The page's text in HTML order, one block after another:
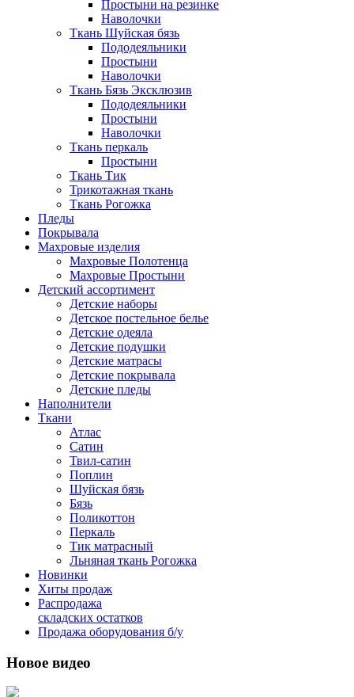
Простыни на резинке
Наволочки
Ткань Шуйская бязь
Пододеяльники
Простыни
Наволочки
Ткань Бязь Эксклюзив
Пододеяльники
Простыни
Наволочки
Ткань перкаль
Простыни
Ткань Тик
Трикотажная ткань
Ткань Рогожка
Пледы
Покрывала
Махровые изделия
Махровые Полотенца
Махровые Простыни
Детский ассортимент
Детские наборы
Детское постельное белье
Детские одеяла
Детские подушки
Детские матрасы
Детские покрывала
Детские пледы
Наполнители
Ткани
Атлас
Сатин
Твил-сатин
Поплин
Шуйская бязь
Бязь
Поликоттон
Перкаль
Тик матрасный
Льняная ткань Рогожка
Новинки
Хиты продаж
Распродажа
складских остатков
Продажа оборудования б/у
Новое видео